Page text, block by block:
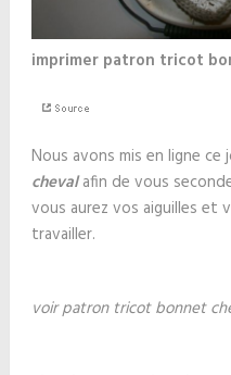
imprimer patron tricot
Nous avons mis en ligne ce
chevalafin de vous
vous aurez vos aiguilles et
travailler.
voir patron tricot bonnet